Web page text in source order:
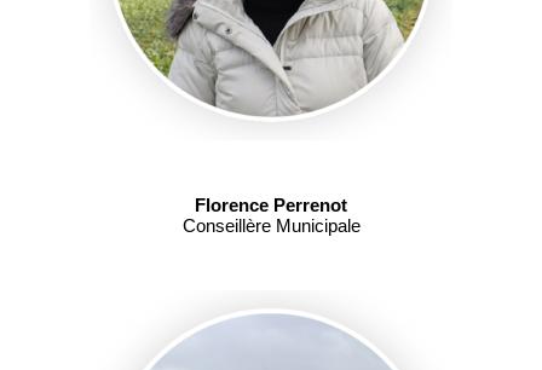
Florence Perrenot
Conseillère Municipale